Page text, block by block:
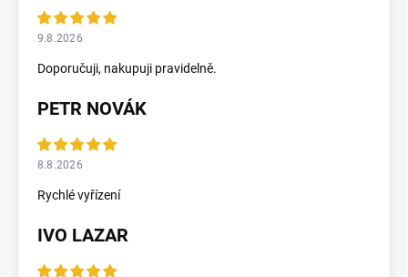
9.8.2026
Doporučuji, nakupuji pravidelně.
PETR NOVÁK
8.8.2026
Rychlé vyřízení
IVO LAZAR